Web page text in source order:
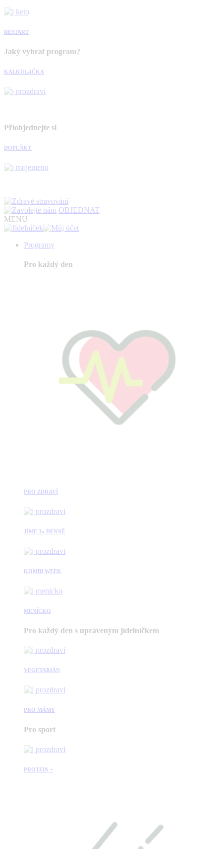
RESTART
Jaký vybrat program?
KALKULAČKA
Přiobjednejte si
DOPLŇKY
OBJEDNAT
MENU
Programy
Pro každý den
PRO ZDRAVÍ
JÍME 3x DENNĚ
KOMBI WEEK
MENÍČKO
Pro každý den s upraveným jídelníčkem
VEGETARIÁN
PRO MÁMY
Pro sport
PROTEIN +